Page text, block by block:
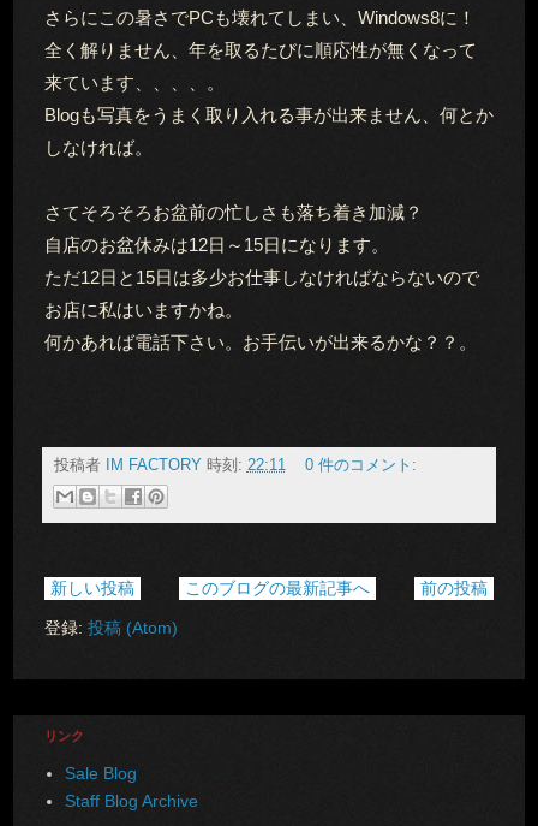
さらにこの暑さでPCも壊れてしまい、Windows8に！
全く解りません、年を取るたびに順応性が無くなって
来ています、、、、。
Blogも写真をうまく取り入れる事が出来ません、何とか
しなければ。
さてそろそろお盆前の忙しさも落ち着き加減？
自店のお盆休みは12日～15日になります。
ただ12日と15日は多少お仕事しなければならないので
お店に私はいますかね。
何かあれば電話下さい。お手伝いが出来るかな？？。
投稿者 IM FACTORY 時刻: 22:11 0 件のコメント:
新しい投稿 前の投稿
このブログの最新記事へ
登録: 投稿 (Atom)
リンク
Sale Blog
Staff Blog Archive